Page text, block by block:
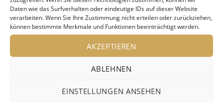
Daten wie das Surfverhalten oder eindeutige IDs auf dieser Website
verarbeiten. Wenn Sie Ihre Zustimmung nicht erteilen oder zurückziehen,
können bestimmte Merkmale und Funktionen beeinträchtigt werden.
AKZEPTIEREN
ABLEHNEN
EINSTELLUNGEN ANSEHEN
Fachjury auf der art KARLSRUHE 2019 an einen
der insgesamt 20 Skulpturenplätze. Diese zählen
zu den unverwechselbaren Eigenheiten der
Kunstmesse. Mit dem Preis werden die Galerie
art KARLSRUHE-Preis für die beste One-Artist-